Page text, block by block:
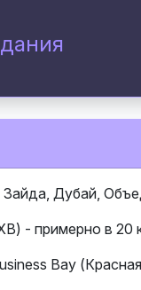
Дубай,
- примерно в 20
Bay